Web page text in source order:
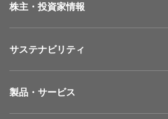
株主・投資家情報
サステナビリティ
製品・サービス